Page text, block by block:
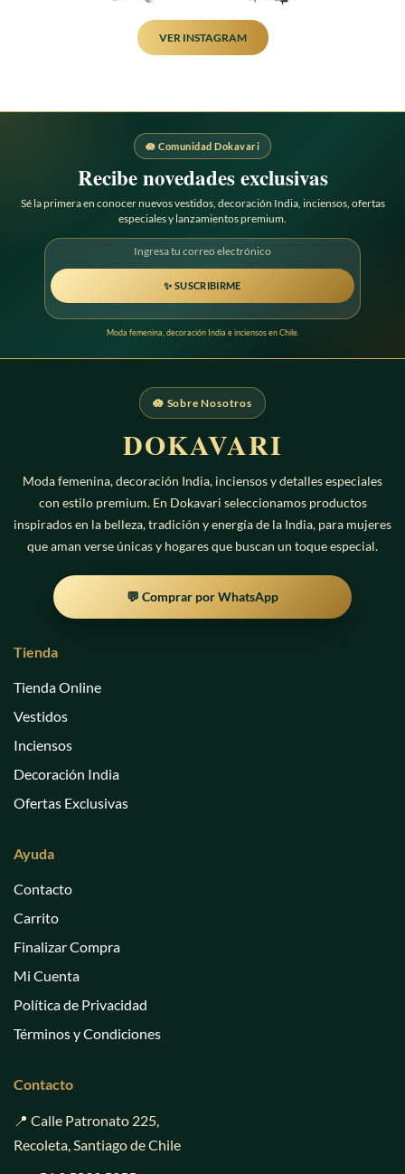
VER INSTAGRAM
🪷 Comunidad Dokavari
Recibe novedades exclusivas
Sé la primera en conocer nuevos vestidos, decoración India, inciensos, ofertas
especiales y lanzamientos premium.
✨ SUSCRIBIRME
Moda femenina, decoración India e inciensos en Chile.
🪷 Sobre Nosotros
DOKAVARI
Moda femenina, decoración India, inciensos y detalles especiales
con estilo premium. En Dokavari seleccionamos productos
inspirados en la belleza, tradición y energía de la India, para mujeres
que aman verse únicas y hogares que buscan un toque especial.
💬 Comprar por WhatsApp
Tienda
Tienda Online
Vestidos
Inciensos
Decoración India
Ofertas Exclusivas
Ayuda
Contacto
Carrito
Finalizar Compra
Mi Cuenta
Política de Privacidad
Términos y Condiciones
Contacto
📍 Calle Patronato 225,
Recoleta, Santiago de Chile